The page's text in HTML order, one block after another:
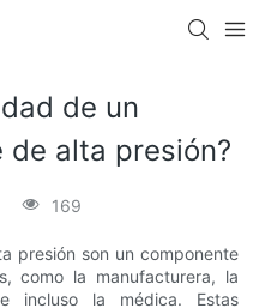
de un
de alta presión?
169
presión son un componente
como la manufacturera, la
incluso la médica. Estas